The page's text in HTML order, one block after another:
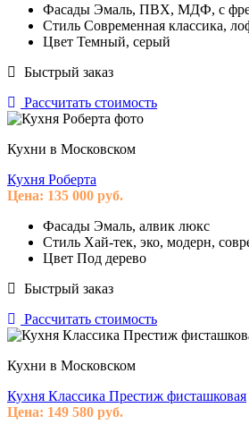
Фасады Эмаль, ПВХ, МДФ, с
Стиль Современная классика,
Цвет Темный, серый
Быстрый заказ
Рассчитать стоимость
Кухни в Московском
Кухня Роберта
Цена: 135 000 руб.
Фасады Эмаль, алвик люкс
Стиль Хай-тек, эко, модерн,
Цвет Под дерево
Быстрый заказ
Рассчитать стоимость
Кухни в Московском
Кухня Классика Престиж фисташковая
Цена: 149 580 руб.